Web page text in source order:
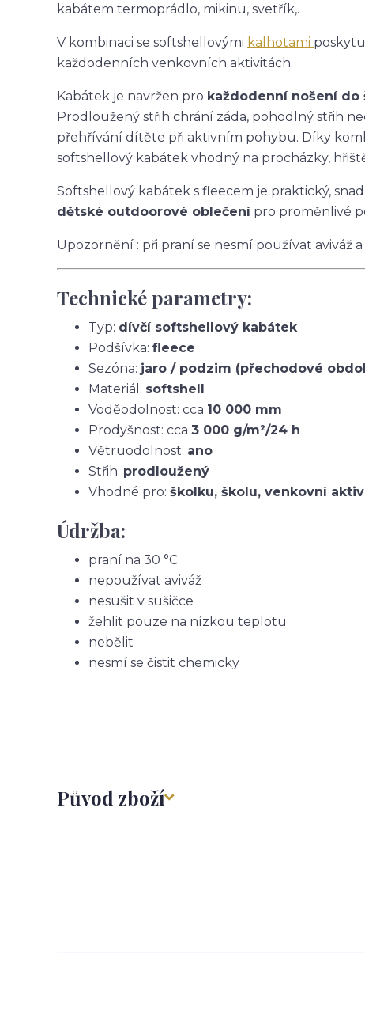
kabátem termoprádlo, mikinu, svetřík,.
V kombinaci se softshellovými kalhotami
každodenních venkovních aktivitách.
Kabátek je navržen pro každodenní nošení
Prodloužený střih chrání záda, pohodlný střih
přehřívání dítěte při aktivním pohybu. Díky
softshellový kabátek vhodný na procházky,
Softshellový kabátek s fleecem je praktický,
dětské outdoorové oblečenípro proměnlivé
Upozornění : při praní se nesmí používat aviváž
Technické parametry:
Typ: dívčí softshellový kabátek
Podšívka: fleece
Sezóna: jaro / podzim (přechodové
Materiál: softshell
Voděodolnost: cca 10 000 mm
Prodyšnost: cca 3 000 g/m²/24 h
Větruodolnost: ano
Střih: prodloužený
Vhodné pro: školku, školu, venkovní
Údržba:
praní na 30 °C
nepoužívat aviváž
nesušit v sušičce
žehlit pouze na nízkou teplotu
nebělit
nesmí se čistit chemicky
Původ zboží